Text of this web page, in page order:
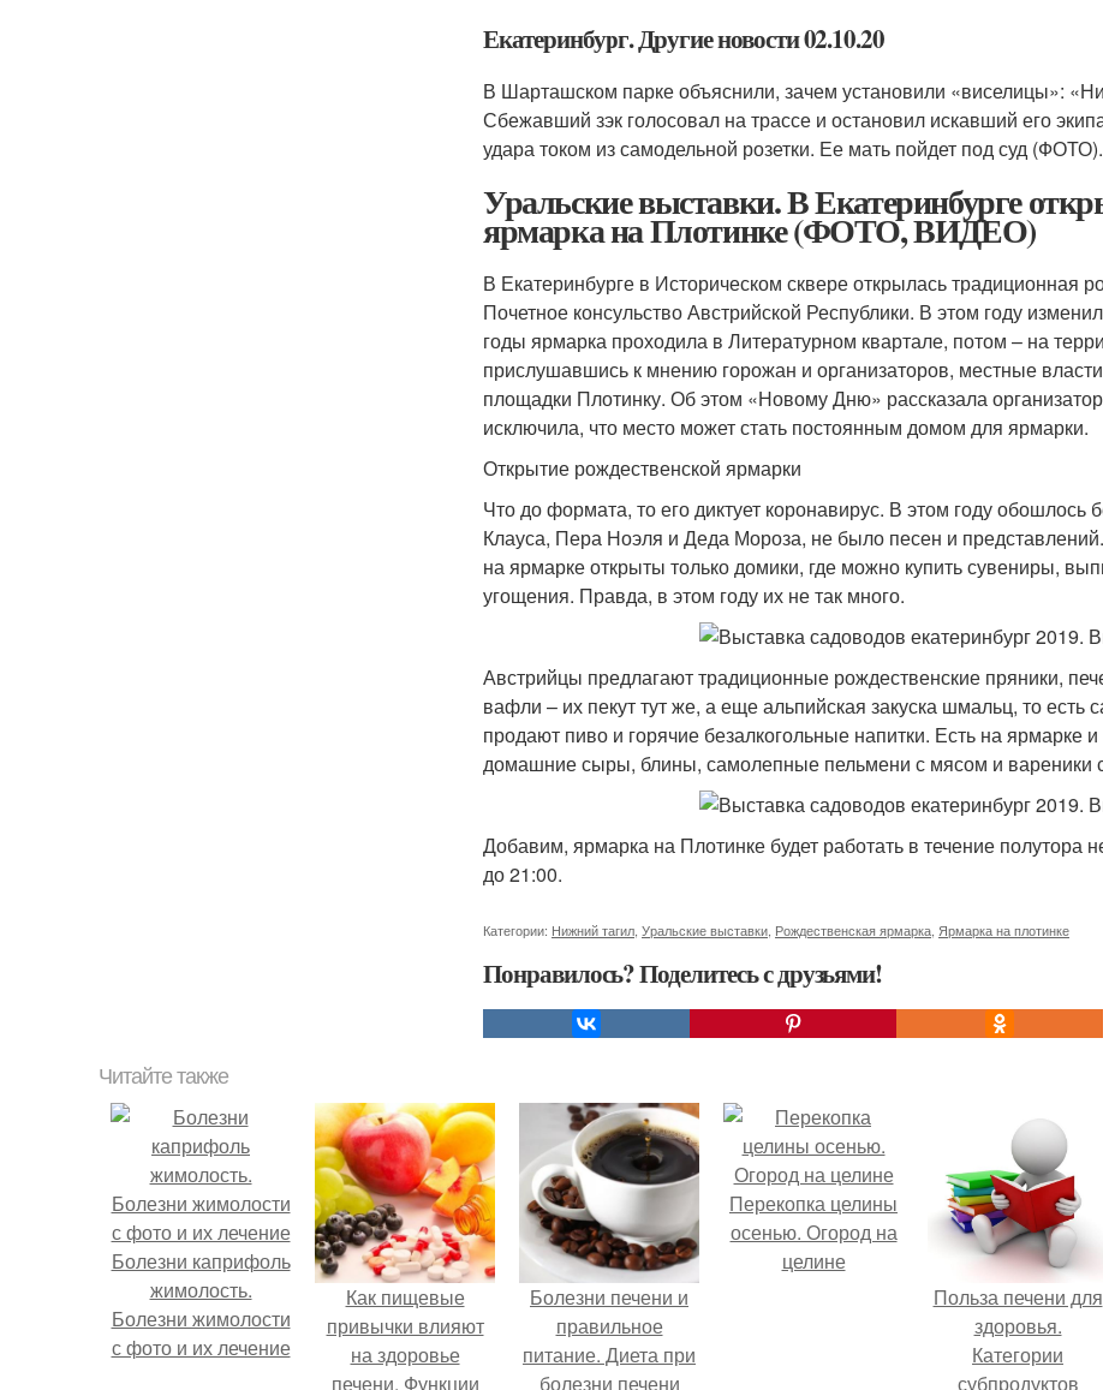
Екатеринбург. Другие новости 02.10.20
В Шарташском парке объяснили, зачем установили «виселицы»:
Сбежавший зэк голосовал на трассе и остановил искавший его
удара током из самодельной розетки. Ее мать пойдет под суд (ФОТО).
Уральские выставки. В Екатеринбурге
ярмарка на Плотинке (ФОТО, ВИДЕО)
В Екатеринбурге в Историческом сквере открылась традиционная
Почетное консульство Австрийской Республики. В этом году
годы ярмарка проходила в Литературном квартале, потом – на
прислушавшись к мнению горожан и организаторов, местные
площадки Плотинку. Об этом «Новому Дню» рассказала
исключила, что место может стать постоянным домом для ярмарки.
Открытие рождественской ярмарки
Что до формата, то его диктует коронавирус. В этом году
Клауса, Пера Ноэля и Деда Мороза, не было песен и
на ярмарке открыты только домики, где можно купить сувениры,
угощения. Правда, в этом году их не так много.
Австрийцы предлагают традиционные рождественские пряники,
вафли – их пекут тут же, а еще альпийская закуска шмальц, то есть
продают пиво и горячие безалкогольные напитки. Есть на ярмарке
домашние сыры, блины, самолепные пельмени с мясом и вареники
Добавим, ярмарка на Плотинке будет работать в течение полутора
до 21:00.
Категории: Нижний тагил Уральские выставки Рождественская ярмарка Ярмарка на плотинке
Понравилось? Поделитесь с друзьями!
Читайте также
Болезни каприфоль
жимолость.
Болезни жимолости
с фото и их лечение
Как пищевые
привычки влияют
на здоровье
печени. Функции
Болезни печени и
правильное
питание. Диета при
болезни печени
Перекопка целины
осенью. Огород на
целине
Польза печени для
здоровья.
Категории
субпродуктов